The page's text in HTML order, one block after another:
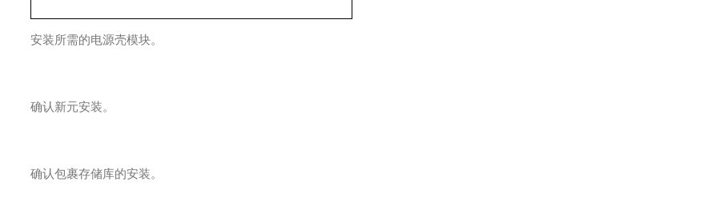
安装所需的电源壳模块。
确认新元安装。
确认包裹存储库的安装。